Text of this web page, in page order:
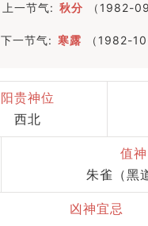
上一节气: 秋分 （1982-
下一节气: 寒露 （1982-
阳贵神位
西北
值神
朱雀（黑
凶神宜忌